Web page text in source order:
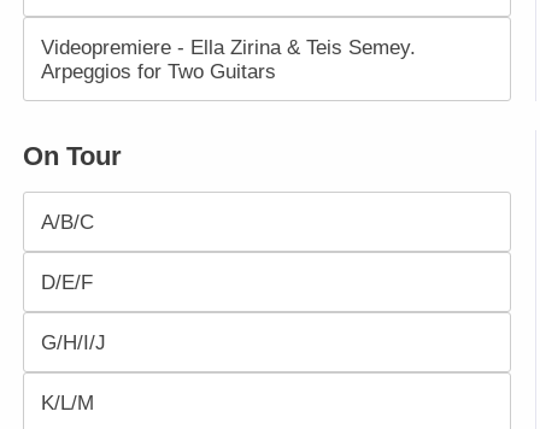
Videopremiere - Ella Zirina & Teis Semey.
Arpeggios for Two Guitars
On Tour
A/B/C
D/E/F
G/H/I/J
K/L/M